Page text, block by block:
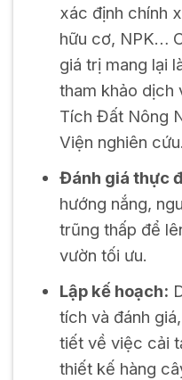
xác định chính
hữu cơ, NPK…
giá trị mang lại
tham khảo dịch
Tích Đất Nông
Viện nghiên cứu.
Đánh giá thực
hướng nắng,
trũng thấp để
vườn tối ưu.
Lập kế hoạch:
tích và đánh
tiết về việc cải
thiết kế hàng